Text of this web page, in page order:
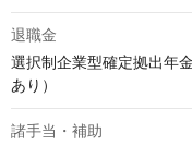
退職金
選択制企業型確定拠出年
あり）
諸手当・補助